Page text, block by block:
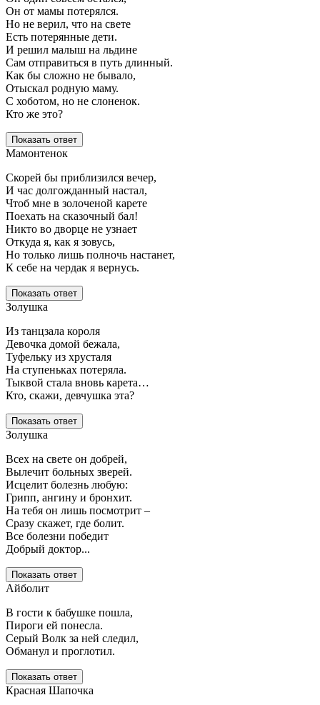
Он от мамы потерялся.
Но не верил, что на свете
Есть потерянные дети.
И решил малыш на льдине
Сам отправиться в путь длинный.
Как бы сложно не бывало,
Отыскал родную маму.
С хоботом, но не слоненок.
Кто же это?
Показать ответ
Мамонтенок
Скорей бы приблизился вечер,
И час долгожданный настал,
Чтоб мне в золоченой карете
Поехать на сказочный бал!
Никто во дворце не узнает
Откуда я, как я зовусь,
Но только лишь полночь настанет,
К себе на чердак я вернусь.
Показать ответ
Золушка
Из танцзала короля
Девочка домой бежала,
Туфельку из хрусталя
На ступеньках потеряла.
Тыквой стала вновь карета…
Кто, скажи, девчушка эта?
Показать ответ
Золушка
Всех на свете он добрей,
Вылечит больных зверей.
Исцелит болезнь любую:
Грипп, ангину и бронхит.
На тебя он лишь посмотрит –
Сразу скажет, где болит.
Все болезни победит
Добрый доктор...
Показать ответ
Айболит
В гости к бабушке пошла,
Пироги ей понесла.
Серый Волк за ней следил,
Обманул и проглотил.
Показать ответ
Красная Шапочка